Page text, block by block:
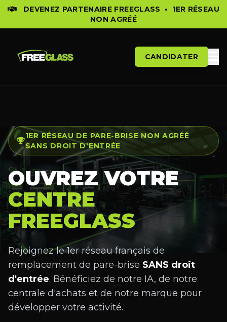
DEVENEZ PARTENAIRE FREEGLASS • 1ER RÉSEAU
NON AGRÉÉ
CANDIDATER
1ER RÉSEAU DE PARE-BRISE NON AGRÉÉ
SANS DROIT D'ENTRÉE
OUVREZ VOTRE
CENTRE
FREEGLASS
Rejoignez le 1er réseau français de
remplacement de pare-brise SANS droit
d'entrée. Bénéficiez de notre IA, de notre
centrale d'achats et de notre marque pour
développer votre activité.